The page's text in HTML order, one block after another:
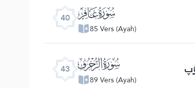
40 ﯕ
85 Vers (Ayah)
43 ﯘ
89 Vers (Ayah)